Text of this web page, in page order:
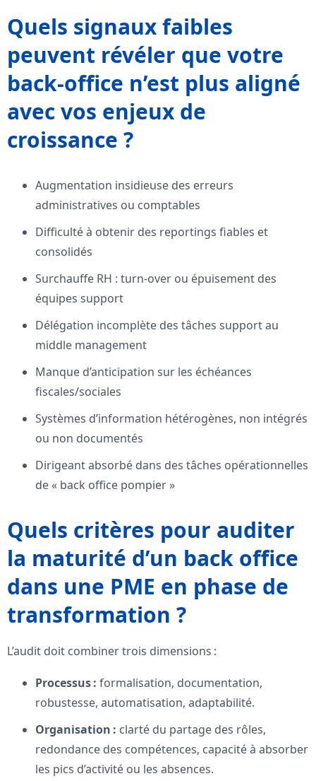
Quels signaux faibles
peuvent révéler que votre
back-office n’est plus aligné
avec vos enjeux de
croissance ?
Augmentation insidieuse des erreurs
administratives ou comptables
Difficulté à obtenir des reportings fiables et
consolidés
Surchauffe RH : turn-over ou épuisement des
équipes support
Délégation incomplète des tâches support au
middle management
Manque d’anticipation sur les échéances
fiscales/sociales
Systèmes d’information hétérogènes, non intégrés
ou non documentés
Dirigeant absorbé dans des tâches opérationnelles
de « back office pompier »
Quels critères pour auditer
la maturité d’un back office
dans une PME en phase de
transformation ?
L’audit doit combiner trois dimensions :
Processus : formalisation, documentation,
robustesse, automatisation, adaptabilité.
Organisation : clarté du partage des rôles,
redondance des compétences, capacité à absorber
les pics d’activité ou les absences.